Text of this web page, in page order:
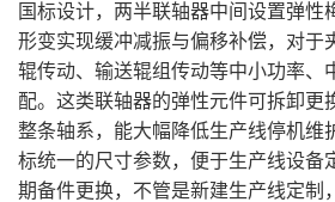
国标设计，两半联轴器中间设置弹性
形变实现缓冲减振与偏移补偿，对于
辊传动、输送辊组传动等中小功率、
配。这类联轴器的弹性元件可拆卸更
整条轴系，能大幅降低生产线停机维
标统一的尺寸参数，便于生产线设备
期备件更换，不管是新建生产线定制